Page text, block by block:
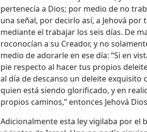
pertenecía a Dios; por medio de no
una señal, por decirlo así, a Jehová
mediante el trabajar los seis días. De
roconocían a su Creador, y no
medio de adorarle en ese día: “Si en
pie respecto al hacer tus propios
al día de descanso un deleite exquisito
quien está siendo glorificado, y en
propios caminos,” entonces Jehová
Adicionalmente esta ley vigilaba por el